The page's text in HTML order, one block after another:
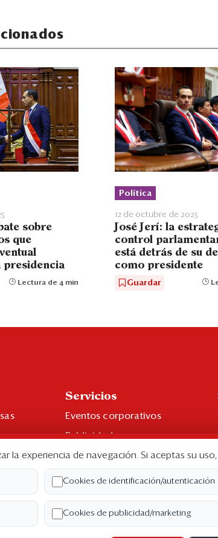
sobre
que
presidencia
Lectura de 4 min
Política
12 de octubre de 2025
José Jerí: la
control
está detrás de su
como presidente
Guardar
Servicios
Eventos corporativos
Publicidad
Contáctenos
Libro de reclamaciones
la experiencia de navegación. Si aceptas su uso,
Cookies de identificación/autenticación
Cookies de publicidad/marketing